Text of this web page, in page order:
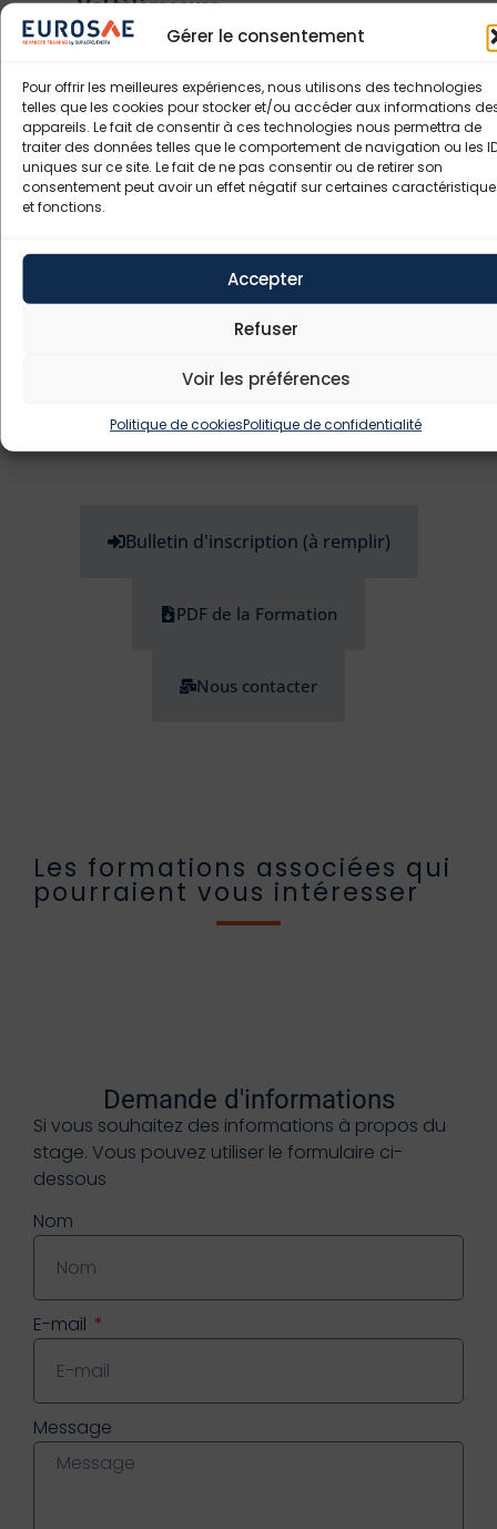
Gérer le consentement
Pour offrir les meilleures expériences, nous utilisons des technologies
telles que les cookies pour stocker et/ou accéder aux informations
appareils. Le fait de consentir à ces technologies nous permettra de
traiter des données telles que le comportement de navigation ou les
uniques sur ce site. Le fait de ne pas consentir ou de retirer son
consentement peut avoir un effet négatif sur certaines
et fonctions.
Accepter
Refuser
Voir les préférences
Politique de cookiesPolitique de confidentialité
Vol télémesure
En utilisant les informations de
l’avion, une démonstration de son
comportement sera effectuée au sol
Synthèse
La dernière demi-journée est
consacrée à une synthèse et une
Version anglaise programmable à la demande
Participation incluant les frais de vol sur avion
Bulletin d'inscription (à remplir)
PDF de la Formation
Nous contacter
Les formations associées qui
pourraient vous intéresser
Demande d'informations
Si vous souhaitez des informations à propos du
stage. Vous pouvez utiliser le formulaire ci-
dessous
Nom
E-mail
Message